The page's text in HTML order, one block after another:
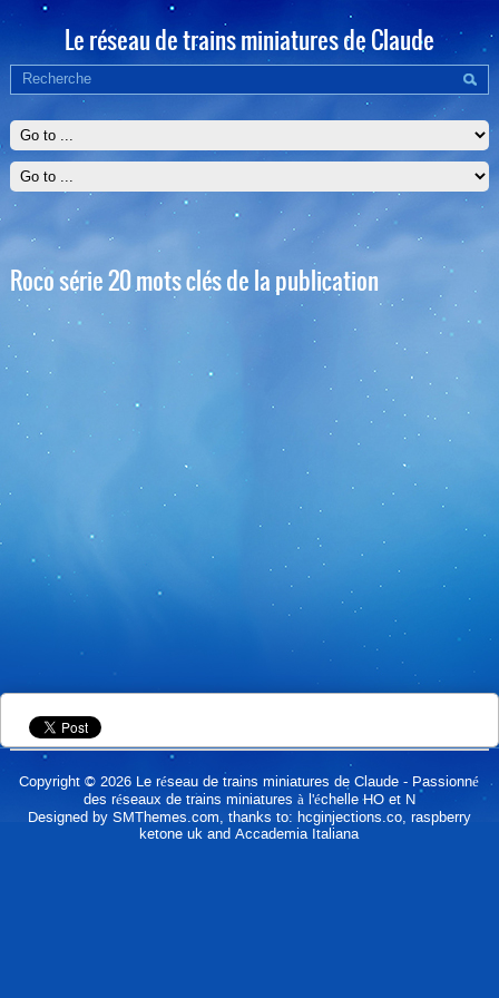
Le réseau de trains miniatures de Claude
Roco série 20 mots clés de la publication
Copyright © 2026 Le réseau de trains miniatures de Claude - Passionné
des réseaux de trains miniatures à l'échelle HO et N
Designed by SMThemes.com, thanks to: hcginjections.co, raspberry
ketone uk andAccademia Italiana